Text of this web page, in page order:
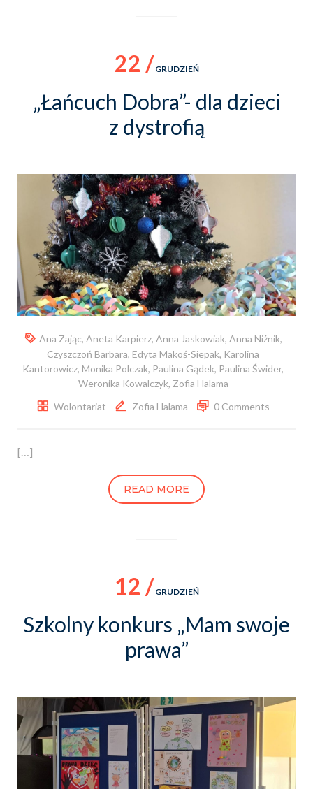
22 / GRUDZIEŃ
„Łańcuch Dobra”- dla dzieci
z dystrofią
Ana Zając, Aneta Karpierz, Anna Jaskowiak, Anna Niżnik,
Czyszczoń Barbara, Edyta Makoś-Siepak, Karolina
Kantorowicz, Monika Polczak, Paulina Gądek, Paulina Świder,
Weronika Kowalczyk, Zofia Halama
Wolontariat
Zofia Halama 0 Comments
[…]
READ MORE
12 / GRUDZIEŃ
Szkolny konkurs „Mam swoje
prawa”